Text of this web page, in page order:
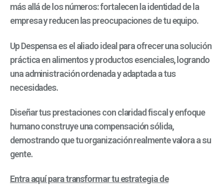
más allá de los números: fortalecen la identidad de la
empresa y reducen las preocupaciones de tu equipo.
Up Despensa es el aliado ideal para ofrecer una solución
práctica en alimentos y productos esenciales, logrando
una administración ordenada y adaptada a tus
necesidades.
Diseñar tus prestaciones con claridad fiscal y enfoque
humano construye una compensación sólida,
demostrando que tu organización realmente valora a su
gente.
Entra aquí para transformar tu estrategia de